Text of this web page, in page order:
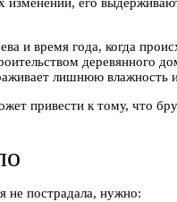
и время года, когда
деревянного
лишнюю влажность
привести к тому, что
не пострадала, нужно: